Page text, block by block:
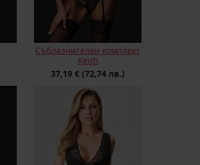
Съблазнителен комплект
Keith
37,19 € (72,74 лв.)